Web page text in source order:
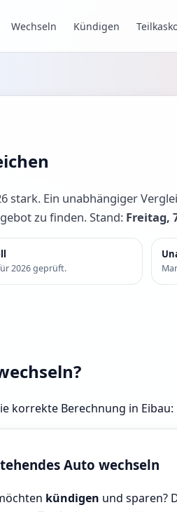
Wechseln Kündigen
stark. Ein unabhängiger
zu finden. Stand: Freitag,
2026 geprüft.
korrekte Berechnung in Eibau:
Auto wechseln
kündigen und sparen?